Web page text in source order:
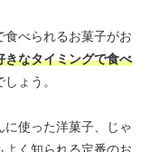
べられるお菓子がお
きなタイミングで食べ
ょう。
使った洋菓子、じゃ